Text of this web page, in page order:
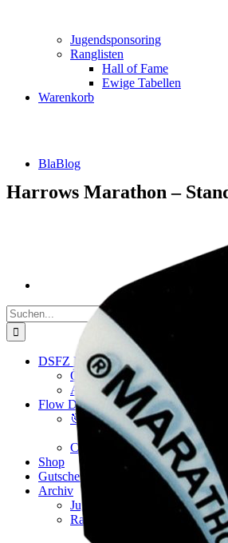
Jugendsponsoring
Ranglisten
Hall of Fame
Ewige Tabellen
Warenkorb
BlaBlog
Suche
nach:
DSFZ Konzept
Öffnungszeiten
Adresse, Anfahrt
Flow Dartsliga
🎯 FlowLiga Push – Z18
Cashout Tabellen
Shop
Gutscheincodes
Archiv
Jugendsponsoring
Ranglisten
Harrows Marathon –